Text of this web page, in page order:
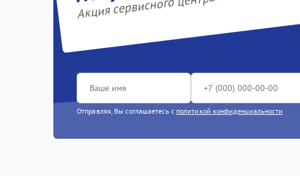
Отправляя, Вы соглашаетесь с политикой конфиденциальности